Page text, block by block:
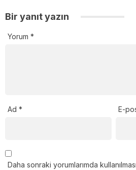
Bir yanıt yazın
Yorum *
Ad * E-
Daha sonraki yorumlarımda